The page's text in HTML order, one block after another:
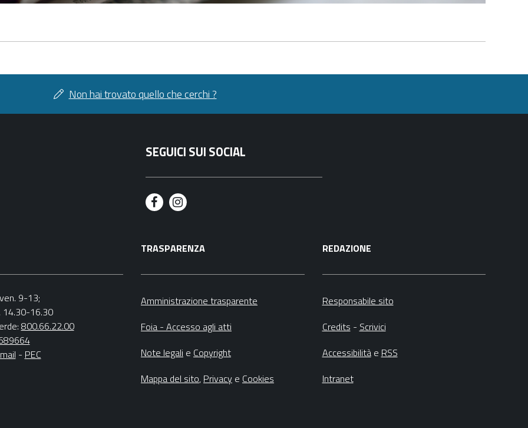
Non hai trovato quello che cerchi ?
SEGUICI SUI SOCIAL
F
c
e
o
k
I
s
t
r
a
m
9-13;
14.30-16.30
800.66.22.00
- PEC
TRASPARENZA
Amministrazione trasparente
Foia - Accesso agli atti
Note legali e Copyright
Mappa del sito, Privacy e Cookies
REDAZIONE
Responsabile sito
Credits - Scrivici
Accessibilitàe RSS
Intranet